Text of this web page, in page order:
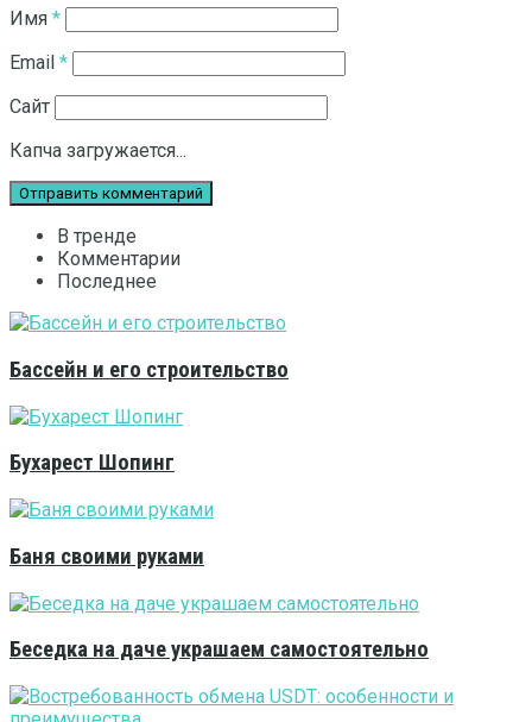
Имя *
Email *
Сайт
Капча загружается...
В тренде
Комментарии
Последнее
Бассейн и его строительство
Бухарест Шопинг
Баня своими руками
Беседка на даче украшаем самостоятельно